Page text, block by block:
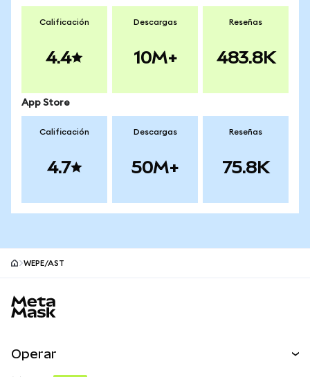
Calificación
4.4
Descargas
10M+
Reseñas
483.8K
App Store
Calificación
4.7
Descargas
50M+
Reseñas
75.8K
WEPE/AST
Operar